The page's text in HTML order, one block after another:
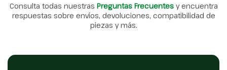
Consulta todas nuestras Preguntas Frecuentes y encuentra
respuestas sobre envíos, devoluciones, compatibilidad de
piezas y más.